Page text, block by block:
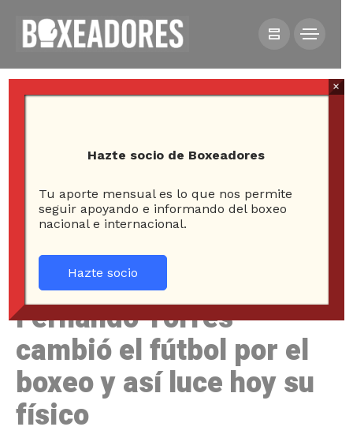
HOME ESQUINA NEUTRAL
REDES
FERNANDO TORRES CAMBIÓ EL FÚTBOL POR EL BOXEO
Y ASÍ LUCE HOY SU FÍSICO
Fernando Torres
cambió el fútbol por el
boxeo y así luce hoy su
físico
Hazte socio de Boxeadores
Tu aporte mensual es lo que nos permite
seguir apoyando e informando del boxeo
nacional e internacional.
Hazte socio
×